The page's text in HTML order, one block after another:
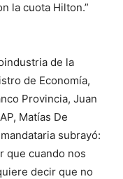
la cuota Hilton.”
de la
de Economía,
Provincia, Juan
Matías De
subrayó:
que cuando nos
decir que no